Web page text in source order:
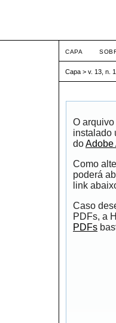
CAPA
Capa > v. 13, n.
O
instalado
doAdobe
Como
poderá
link
Caso
PDFs, a
PDFs